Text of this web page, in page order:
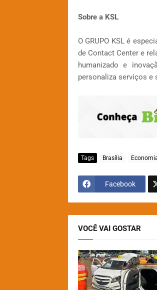
Sobre a KSL
O GRUPO KSL é
de Contact Center e
humanizado e
personaliza serviços e
Tags Brasília
Facebook
VOCÊ VAI GOSTAR